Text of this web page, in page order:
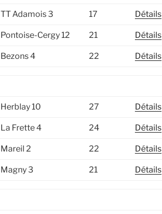
TT Adamois 3 17 Détails
Pontoise-Cergy 12 21 Détails
Bezons 4 22 Détails
Herblay 10 27 Détails
La Frette 4 24 Détails
Mareil 2 22 Détails
Magny 3 21 Détails